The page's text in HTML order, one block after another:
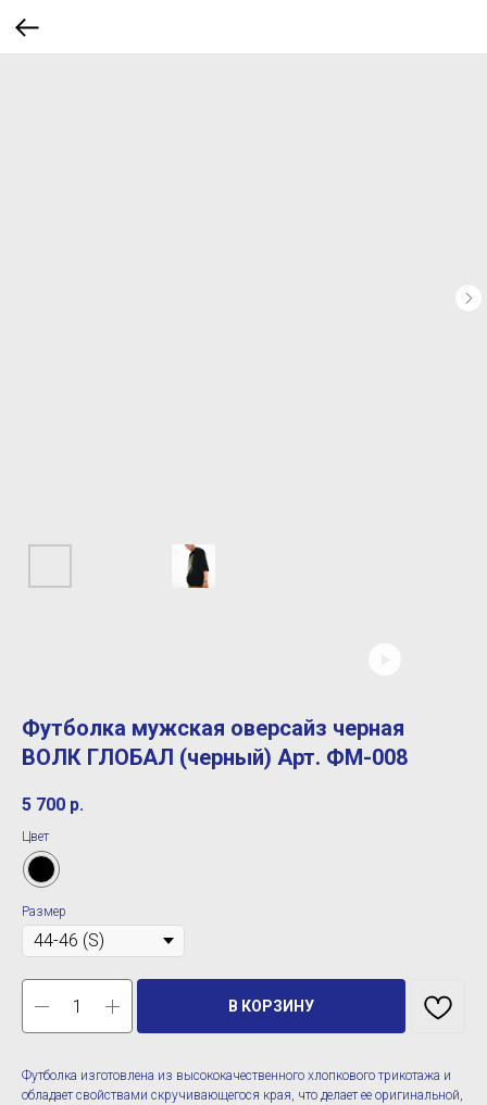
Футболка мужская оверсайз черная
ВОЛК ГЛОБАЛ (черный) Арт. ФМ-008
5 700 р.
Цвет
Размер
В КОРЗИНУ
Футболка изготовлена из высококачественного хлопкового трикотажа и
обладает свойствами скручивающегося края, что делает ее оригинальной,